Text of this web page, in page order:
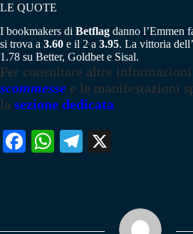
LE QUOTE
I bookmakers di Betflag danno l’Emmen
si trova a 3.60 e il 2 a 3.95. La vittoria
1.78 su Better, Goldbet e Sisal.
Per consultare altre
scommesse e le manifestazioni
la sezione dedicata
Fa W
Te